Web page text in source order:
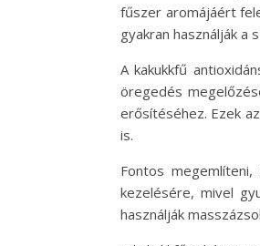
fűszer aromájáért
gyakran használják a
A kakukkfű
öregedés
erősítéséhez. Ezek
is.
Fontos megemlíteni,
kezelésére, mivel
használják